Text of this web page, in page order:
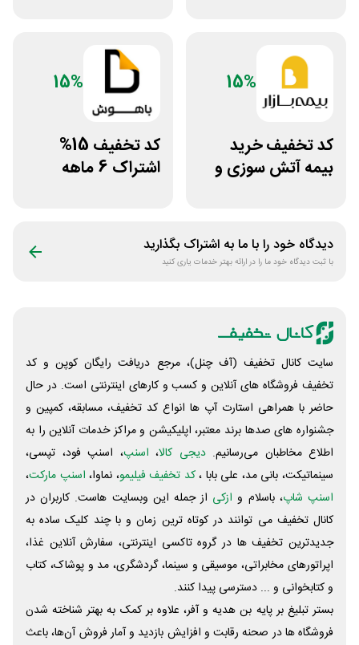
15%
کد تخفیف خرید
بیمه آتش سوزی و
15%
کد تخفیف 15%
اشتراک 6 ماهه
دیدگاه خود را با ما به اشتراک بگذارید
با ثبت دیدگاه خود ما را در ارائه بهتر خدمات یاری کنید
سایت کانال تخفیف (آف چنل)، مرجع دریافت رایگان کوپن و کد
تخفیف فروشگاه های آنلاین و کسب و‌ کارهای اینترنتی است. در حال
حاضر با همراهی استارت آپ ها انواع کد تخفیف، مسابقه، کمپین و
جشنواره های صدها برند معتبر، اپلیکیشن و مراکز خدمات آنلاین را به
اطلاع مخاطبان می‌رسانیم. دیجی کالا، اسنپ، اسنپ فود، تپسی،
سینماتیکت، بانی مد، علی‌ بابا ،کد تخفیف فیلیمو، نماوا، اسنپ مارکت،
اسنپ شاپ، باسلام و ازکی از جمله این وبسایت ‌هاست. کاربران در
کانال تخفیف می توانند در کوتاه ترین زمان و با چند کلیک ساده به
جدیدترین تخفیف ها در گروه تاکسی اینترنتی، سفارش آنلاین غذا،
اپراتورهای مخابراتی، موسیقی و سینما، گردشگری، مد و پوشاک، کتاب
و کتابخوانی و ... دسترسی پیدا کنند.
بستر تبلیغ بر پایه بن هدیه و آفر، علاوه بر کمک به بهتر شناخته شدن
فروشگاه ها در صحنه رقابت و افزایش بازدید و آمار فروش آن‌ها، باعث